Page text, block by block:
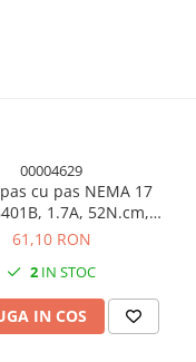
00004629
cu pas NEMA 17
1.7A, 52N.cm,
3D si CNC
61,10 RON
2 IN STOC
IN COS